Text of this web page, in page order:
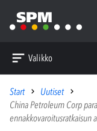
Valikko
Start
Uutiset
China Petroleum Corp
ennakkovaroitusratkaisun